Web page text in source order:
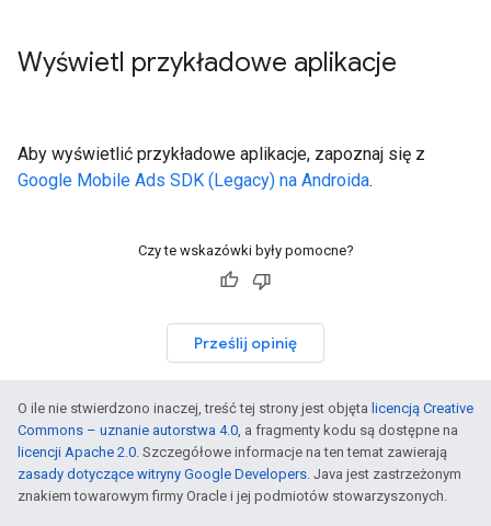
Wyświetl przykładowe aplikacje
Aby wyświetlić przykładowe aplikacje, zapoznaj się z
Google Mobile Ads SDK (Legacy) na Androida.
Czy te wskazówki były pomocne?
Prześlij opinię
O ile nie stwierdzono inaczej, treść tej strony jest objęta licencją Creative
Commons – uznanie autorstwa 4.0, a fragmenty kodu są dostępne na
licencji Apache 2.0. Szczegółowe informacje na ten temat zawierają
zasady dotyczące witryny Google Developers. Java jest zastrzeżonym
znakiem towarowym firmy Oracle i jej podmiotów stowarzyszonych.